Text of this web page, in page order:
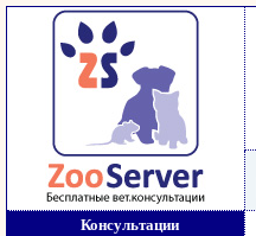
Консультации